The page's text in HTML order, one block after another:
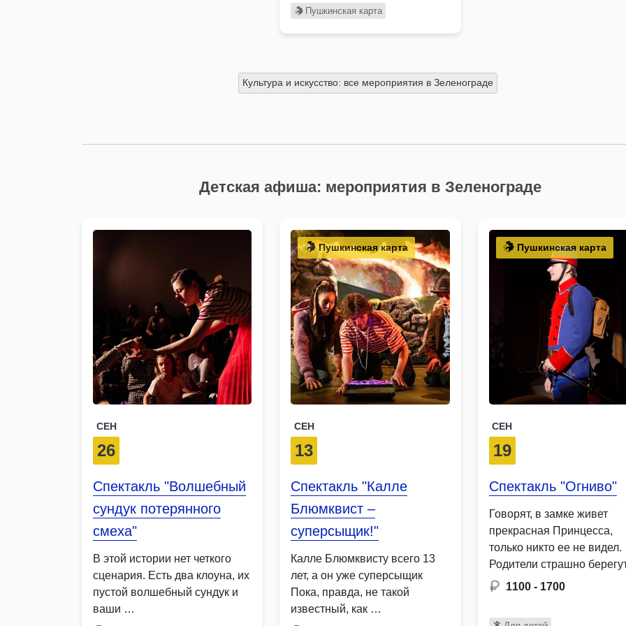
Пушкинская карта
Культура и искусство: все мероприятия в Зеленограде
Детская афиша: мероприятия в Зеленограде
СЕН
26
Спектакль "Волшебный
сундук потерянного
смеха"
В этой истории нет четкого
сценария. Есть два клоуна, их
пустой волшебный сундук и
ваши …
Пушкинская карта
СЕН
13
Спектакль "Калле
Блюмквист –
суперсыщик!"
Калле Блюмквисту всего 13
лет, а он уже суперсыщик
Пока, правда, не такой
известный, как …
Пушкинская карта
СЕН
19
Спектакль "Огниво"
Говорят, в замке живет
прекрасная Принцесса,
только никто ее не видел.
Родители страшно
любимое …
1100 - 1700